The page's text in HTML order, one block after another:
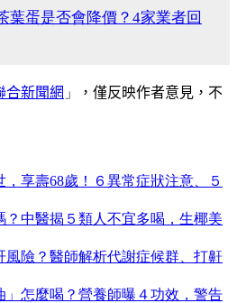
葉蛋是否會降價？4家業者回
合新聞網 」
，僅反映作者意見，不
享壽68歲！６異常症狀注意、５
？中醫揭５類人不宜多喝，生椰美
風險？醫師解析代謝症候群、打鼾
」怎麼喝？營養師曝４功效，警告